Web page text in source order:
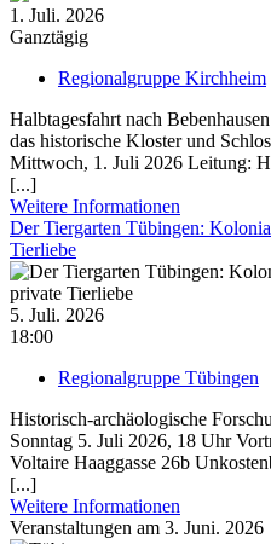
1. Juli. 2026
Ganztägig
Regionalgruppe Kirchheim
Halbtagesfahrt nach
das historische Kloster und
Mittwoch, 1. Juli 2026 Leitung:
[...]
Weitere Informationen
Der Tiergarten Tübingen:
Tierliebe
5. Juli. 2026
18:00
Regionalgruppe Tübingen
Historisch-archäologische
Sonntag 5. Juli 2026, 18 Uhr
Voltaire Haaggasse 26b
[...]
Weitere Informationen
Veranstaltungen am 3. Juni. 2026